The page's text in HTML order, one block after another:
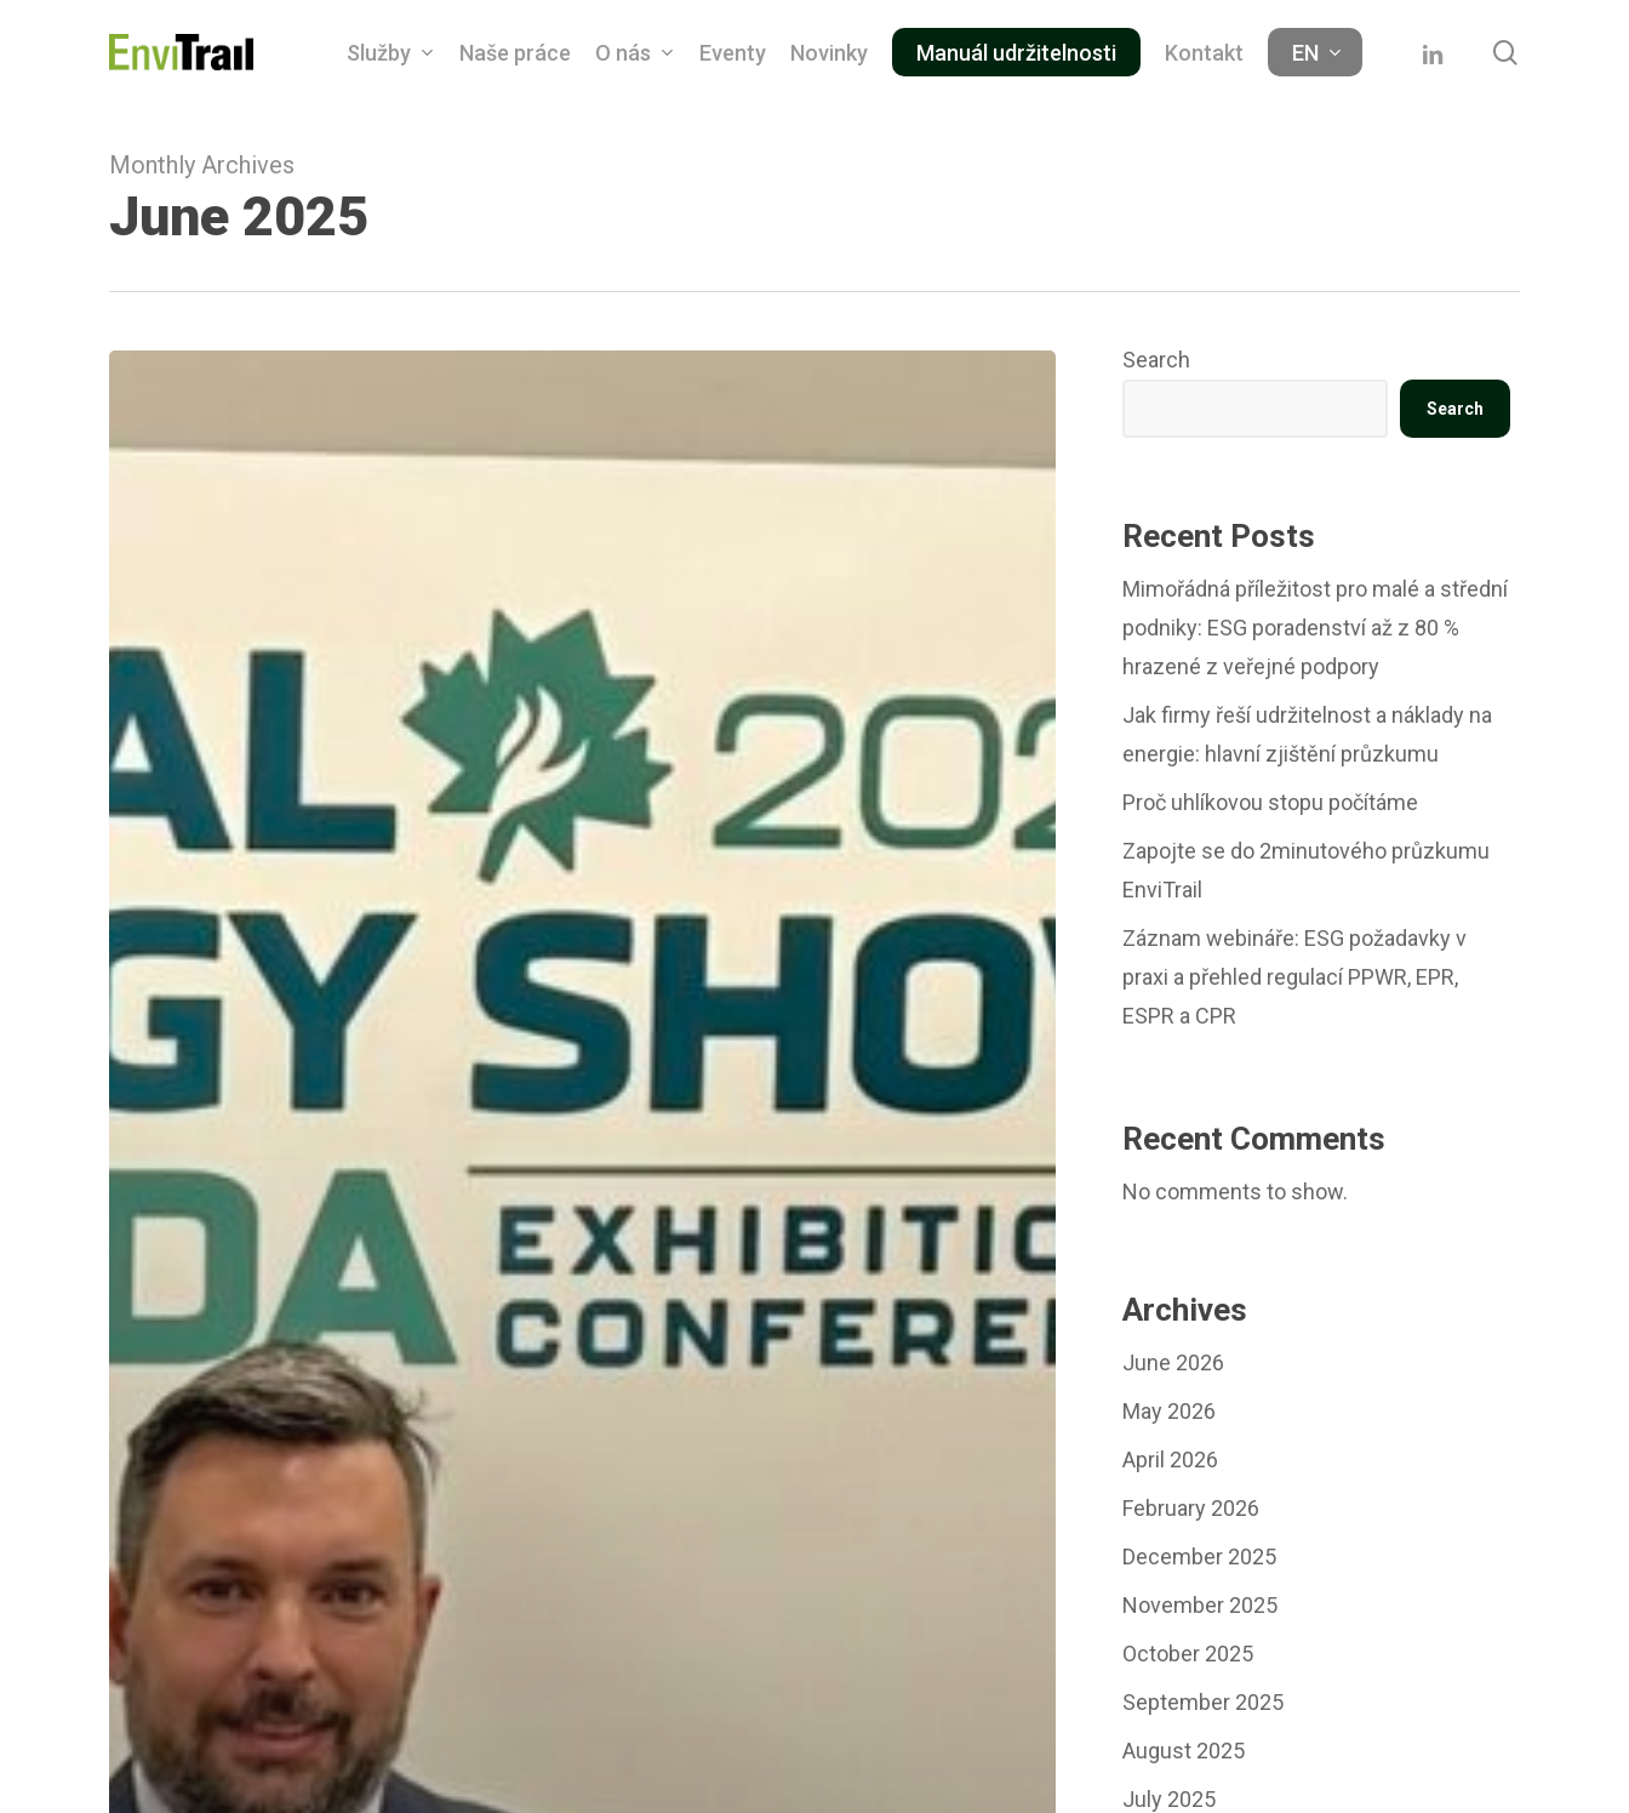
Služby Naše práce O nás Eventy Novinky Manuál udržitelnosti Kontakt EN linkedin
Monthly Archives
June 2025
na
Ameriky
Global
Energy
Show
Canada
Search
Search
Recent Posts
Mimořádná příležitost pro malé a střední
podniky: ESG poradenství až z 80 %
hrazené z veřejné podpory
Jak firmy řeší udržitelnost a náklady na
energie: hlavní zjištění průzkumu
Proč uhlíkovou stopu počítáme
Zapojte se do 2minutového průzkumu
EnviTrail
Záznam webináře: ESG požadavky v
praxi a přehled regulací PPWR, EPR,
ESPR a CPR
Recent Comments
No comments to show.
Archives
June 2026
May 2026
April 2026
February 2026
December 2025
November 2025
October 2025
September 2025
August 2025
July 2025